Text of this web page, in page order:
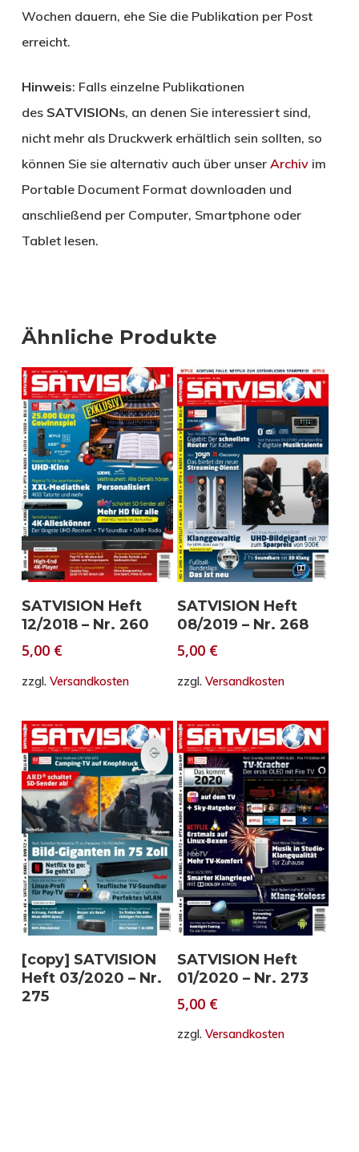
Wochen dauern, ehe Sie die Publikation per Post
erreicht.
Hinweis: Falls einzelne Publikationen
des SATVISIONs, an denen Sie interessiert sind,
nicht mehr als Druckwerk erhältlich sein sollten, so
können Sie sie alternativ auch über unser Archivim
Portable Document Format downloaden und
anschließend per Computer, Smartphone oder
Tablet lesen.
Ähnliche Produkte
In den Warenkorb
SATVISION Heft
12/2018 – Nr. 260
5,00 €
zzgl. Versandkosten
In den Warenkorb
SATVISION Heft
08/2019 – Nr. 268
5,00 €
zzgl.Versandkosten
Weiterlesen
[copy] SATVISION
Heft 03/2020 – Nr.
275
In den Warenkorb
SATVISION Heft
01/2020 – Nr. 273
5,00 €
zzgl.Versandkosten